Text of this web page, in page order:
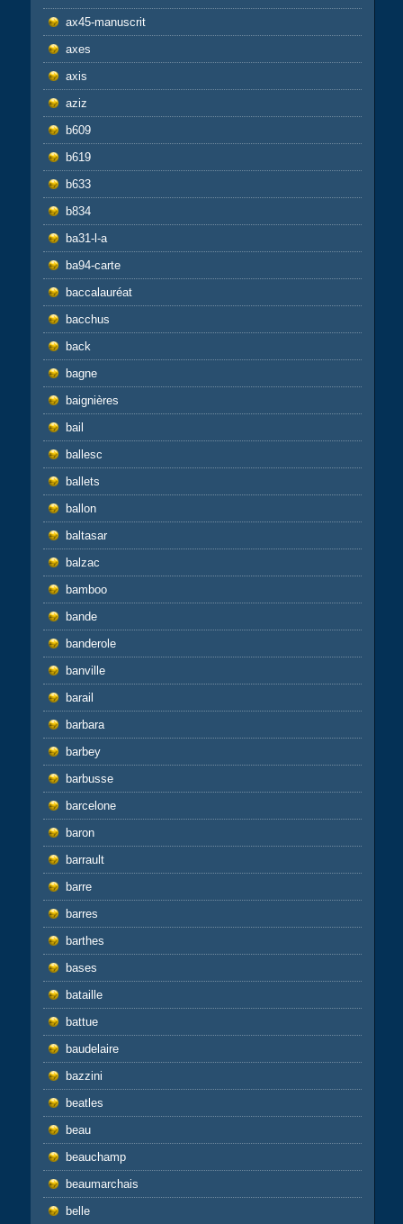
ax45-manuscrit
axes
axis
aziz
b609
b619
b633
b834
ba31-l-a
ba94-carte
baccalauréat
bacchus
back
bagne
baignières
bail
ballesc
ballets
ballon
baltasar
balzac
bamboo
bande
banderole
banville
barail
barbara
barbey
barbusse
barcelone
baron
barrault
barre
barres
barthes
bases
bataille
battue
baudelaire
bazzini
beatles
beau
beauchamp
beaumarchais
belle